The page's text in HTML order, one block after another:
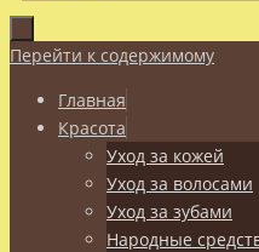
Перейти к содержимому
Главная
Красота
Уход за кожей
Уход за волосами
Уход за зубами
Народные